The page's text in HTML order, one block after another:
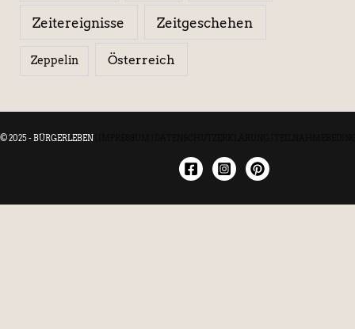
Zeitereignisse Zeitgeschehen
Zeppelin Österreich
© 2025 - BÜRGERLEBEN